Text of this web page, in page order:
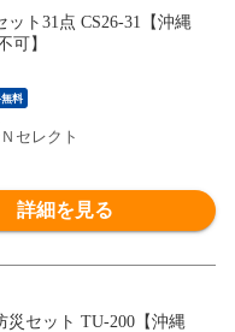
ット31点 CS26-31【沖縄
可】
料
セレクト
詳細を見る
災セット TU-200【沖縄